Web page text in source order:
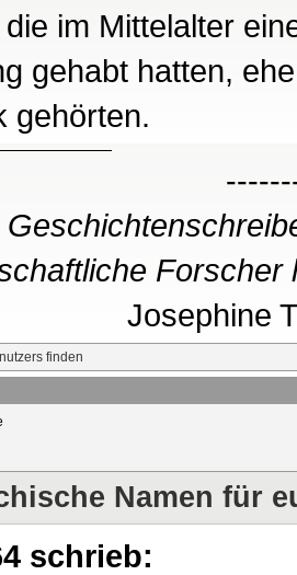
im Mittelalter
gehabt hatten,
gehörten.
Josephine
Namen für
schrieb: